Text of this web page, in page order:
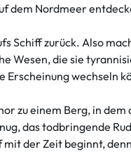
dem Nordmeer
Schiff zurück. Also
Wesen, die sie
wechseln
zu einem Berg, in
das todbringende
der Zeit beginnt,